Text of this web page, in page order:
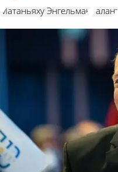
Матаньяху Энгельман Галант